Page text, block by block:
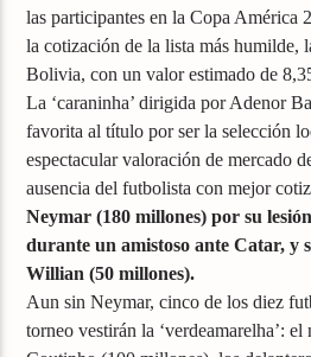
las participantes en la Copa América
la cotización de la lista más humilde,
Bolivia, con un valor estimado de
La ‘caraninha’ dirigida por Adenor
favorita al título por ser la selección
espectacular valoración de mercado
ausencia del futbolista con mejor
Neymar (180 millones) por su
durante un amistoso ante Catar, y
Willian (50 millones).
Aun sin Neymar, cinco de los diez
torneo vestirán la ‘verdeamarelha’: